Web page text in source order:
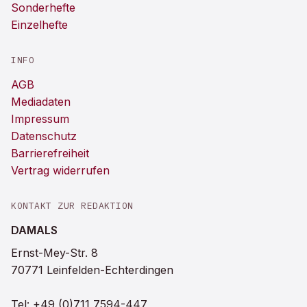
Sonderhefte
Einzelhefte
INFO
AGB
Mediadaten
Impressum
Datenschutz
Barrierefreiheit
Vertrag widerrufen
KONTAKT ZUR REDAKTION
DAMALS
Ernst-Mey-Str. 8
70771 Leinfelden-Echterdingen
Tel: +49 (0)711 7594-447